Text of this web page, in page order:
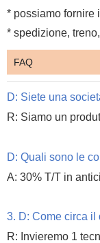
* possiamo fornire
* spedizione,
FAQ
D: Siete una
R: Siamo un
D: Quali sono le
A: 30% T/T in
3. D: Come circa il
R: Invieremo 1